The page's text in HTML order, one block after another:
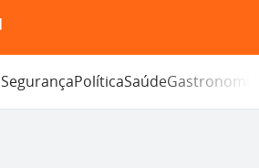
SegurançaPolíticaSaúdeGastronomia